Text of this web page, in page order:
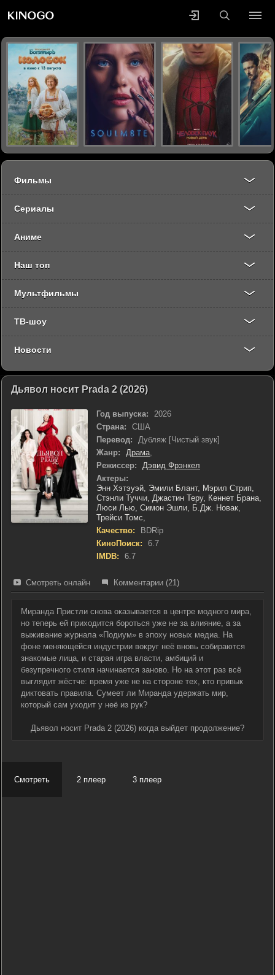
Дьявол носит Prada 2 (2026)
Год выпуска:
2026
Страна:
США
Перевод:
Дубляж [Чистый звук]
Жанр:
Драма,
Режиссер:
Дэвид Фрэнкел
Актеры:
Энн Хэтэуэй, Эмили Блант, Мэрил Стрип,
Стэнли Туччи, Джастин Теру, Кеннет Брана,
Люси Лью, Симон Эшли, Б.Дж. Новак,
Трейси Томс,
Качество:
BDRip
КиноПоиск:
6.7
IMDB:
6.7
Смотреть онлайн Комментарии (21)
Миранда Пристли снова оказывается в центре модного мира,
но теперь ей приходится бороться уже не за влияние, а за
выживание журнала «Подиум» в эпоху новых медиа. На
фоне меняющейся индустрии вокруг неё вновь собираются
знакомые лица, и старая игра власти, амбиций и
безупречного стиля начинается заново. Но на этот раз всё
выглядит жёстче: время уже не на стороне тех, кто привык
диктовать правила. Сумеет ли Миранда удержать мир,
который сам уходит у неё из рук?
Дьявол носит Prada 2 (2026) когда выйдет продолжение?
Смотреть 2 плеер 3 плеер
Фильмы
Сериалы
Аниме
Наш топ
Мультфильмы
ТВ-шоу
Новости